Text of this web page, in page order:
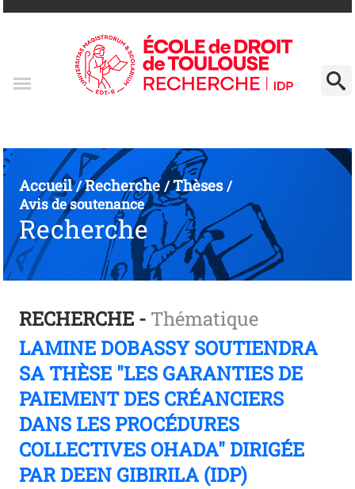
Accueil/Recherche/Thèses/
Avis de soutenance
Recherche
RECHERCHE - Thématique
LAMINE DOBASSY SOUTIENDRA
SA THÈSE "LES GARANTIES DE
PAIEMENT DES CRÉANCIERS
DANS LES PROCÉDURES
COLLECTIVES OHADA" DIRIGÉE
PAR DEEN GIBIRILA (IDP)